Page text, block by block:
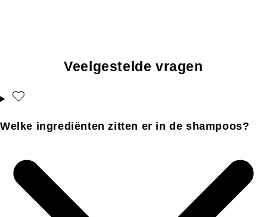
Veelgestelde vragen
Welke ingrediënten zitten er in de shampoos?